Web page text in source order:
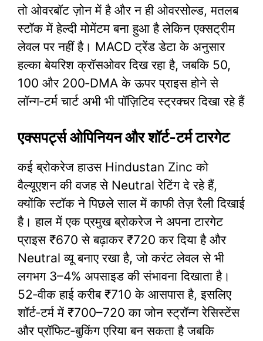
तो ओवरबॉट ज़ोन में है और न ही ओवरसोल्ड, मतलब
स्टॉक में हेल्दी मोमेंटम बना हुआ है लेकिन एक्सट्रीम
लेवल पर नहीं है। MACD ट्रेंड डेटा के अनुसार
हल्का बेयरिश क्रॉसओवर दिख रहा है, जबकि 50,
100 और 200‑DMA के ऊपर प्राइस होने से
लॉन्ग‑टर्म चार्ट अभी भी पॉज़िटिव स्ट्रक्चर दिखा रहे हैं
एक्सपर्ट्स ओपिनियन और शॉर्ट‑टर्म टारगेट
कई ब्रोकरेज हाउस Hindustan Zinc को
वैल्यूएशन की वजह से Neutral रेटिंग दे रहे हैं,
क्योंकि स्टॉक ने पिछले साल में काफी तेज़ रैली दिखाई
है। हाल में एक प्रमुख ब्रोकरेज ने अपना टारगेट
प्राइस ₹670 से बढ़ाकर ₹720 कर दिया है और
Neutral व्यू बनाए रखा है, जो करंट लेवल से भी
लगभग 3–4% अपसाइड की संभावना दिखाता है।
52‑वीक हाई करीब ₹710 के आसपास है, इसलिए
शॉर्ट‑टर्म में ₹700–720 का जोन स्ट्रॉन्ग रेसिस्टेंस
और प्रॉफिट‑बुकिंग एरिया बन सकता है जबकि